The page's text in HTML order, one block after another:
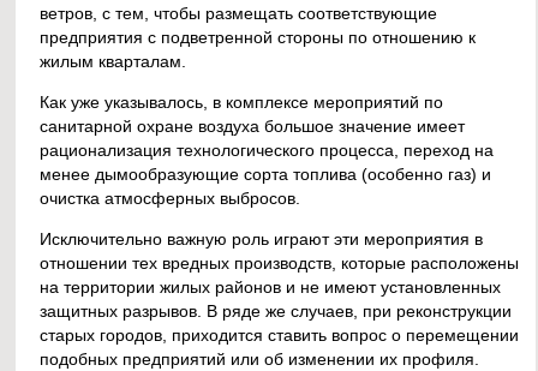
ветров, с тем, чтобы размещать соответствующие
предприятия с подветренной стороны по отношению к
жилым кварталам.
Как уже указывалось, в комплексе мероприятий по
санитарной охране воздуха большое значение имеет
рационализация технологического процесса, переход на
менее дымообразующие сорта топлива (особенно газ) и
очистка атмосферных выбросов.
Исключительно важную роль играют эти мероприятия в
отношении тех вредных производств, которые расположены
на территории жилых районов и не имеют установленных
защитных разрывов. В ряде же случаев, при реконструкции
старых городов, приходится ставить вопрос о перемещении
подобных предприятий или об изменении их профиля.